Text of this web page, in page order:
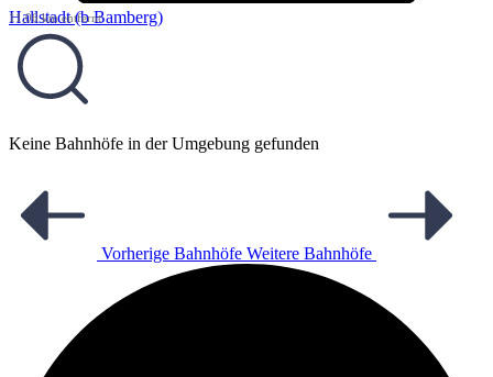
Hallstadt (b Bamberg)
11,06 km entfernt
Keine Bahnhöfe in der Umgebung gefunden
Vorherige Bahnhöfe Weitere Bahnhöfe